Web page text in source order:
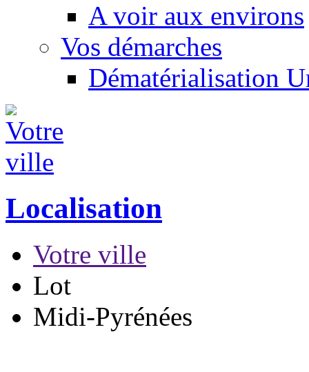
A voir aux environs
Vos démarches
Dématérialisation
Localisation
Votre ville
Lot
Midi-Pyrénées